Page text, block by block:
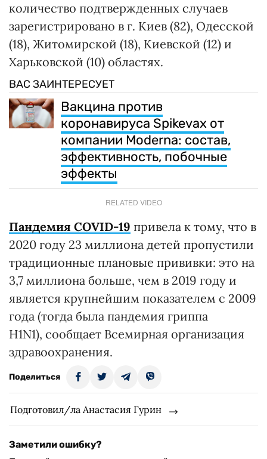
количество подтвержденных случаев
зарегистрировано в г. Киев (82), Одесской
(18), Житомирской (18), Киевской (12) и
Харьковской (10) областях.
ВАС ЗАИНТЕРЕСУЕТ
Вакцина против
коронавируса Spikevax от
компании Moderna: состав,
эффективность, побочные
эффекты
RELATED VIDEO
Пандемия COVID-19 привела к тому, что в
2020 году 23 миллиона детей пропустили
традиционные плановые прививки: это на
3,7 миллиона больше, чем в 2019 году и
является крупнейшим показателем с 2009
года (тогда была пандемия гриппа
H1N1), сообщает Всемирная организация
здравоохранения.
Поделиться
Подготовил/ла Анастасия Гурин
Заметили ошибку?